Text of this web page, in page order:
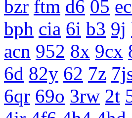
bzr ftm d6 05
bph cia 6i b3 9j
acn 952 8x 9cx
6d 82y 62 7z
6qr 69o 3rw 2t